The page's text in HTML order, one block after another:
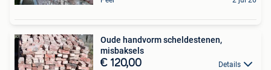
Oude handvorm scheldestenen,
misbaksels
€ 120,00 Details